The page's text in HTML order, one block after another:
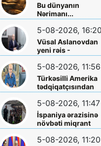
Bu dünyanın
Nərimanı...
5-08-2026, 16:20
Vüsal Aslanovdan
yeni rəis -
Təyinatları
5-08-2026, 11:56
Türkəsilli Amerika
tədqiqatçısından
Talebinə -
Vardanyanla bağlı
çağırış
5-08-2026, 11:47
İspaniya ərazisinə
növbəti miqrant
axını gözlənilir?
5-08-2026, 11:20